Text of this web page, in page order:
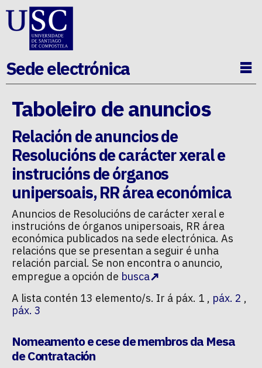
Ir ao contido da p�xina
Sede electrónica
Taboleiro de anuncios
Relación de anuncios de
Resolucións de carácter xeral e
instrucións de órganos
unipersoais,RR área económica
Anuncios de Resolucións de carácter xeral e
instrucións de órganos unipersoais, RR área
económica publicados na sede electrónica. As
relacións que se presentan a seguir é unha
relación parcial. Se non encontra o anuncio,
empregue a opción de busca
A lista contén 13 elemento/s. Ir á páx. 1 , páx. 2 ,
páx. 3
Nomeamento e cese de membros da Mesa
de Contratación